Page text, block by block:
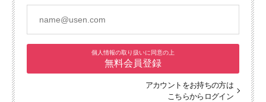
個人情報の取り扱いに同意の上
無料会員登録
アカウントをお持ちの方は
こちらからログイン